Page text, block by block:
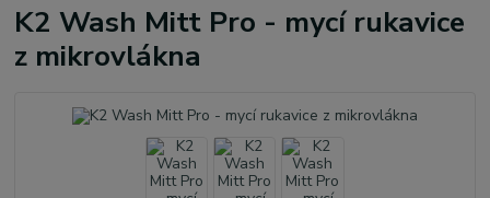
K2 Wash Mitt Pro - mycí rukavice
z mikrovlákna